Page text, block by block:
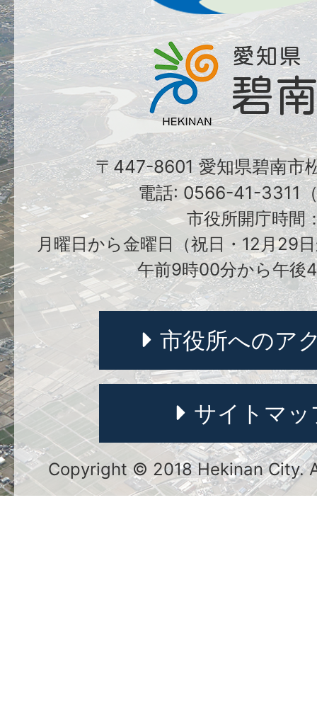
〒447-8601 愛知県碧南市
電話: 0566-41-3311
市役所開庁時間
月曜日から金曜日（祝日・12月29
午前9時00分から午後
市役所へのア
サイトマッ
Copyright © 2018 Hekinan City.